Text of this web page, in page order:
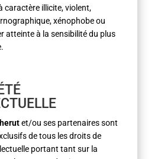
caractère illicite, violent,
xénophobe ou
atteinte à la sensibilité du plus
et/ou ses partenaires sont
de tous les droits de
portant tant sur la